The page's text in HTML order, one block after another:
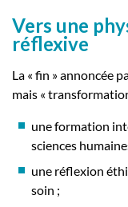
Vers une
réflexive
La « fin » annoncée
mais «
une formation
sciences
une réflexion
soin ;